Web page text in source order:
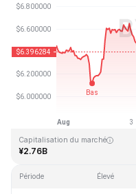
Dernière mise à jour : 2026-08-07,
Capitalisation du marché
¥2.76B
Période Élevé